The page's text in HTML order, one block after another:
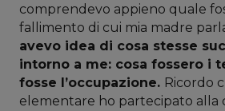
comprendevo appieno quale
fallimento di cui mia madre
avevo idea di cosa stesse
intorno a me: cosa fossero i
fosse l’occupazione. Ricordo
elementare ho partecipato alla